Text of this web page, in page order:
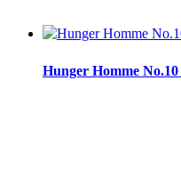
Hunger Homme